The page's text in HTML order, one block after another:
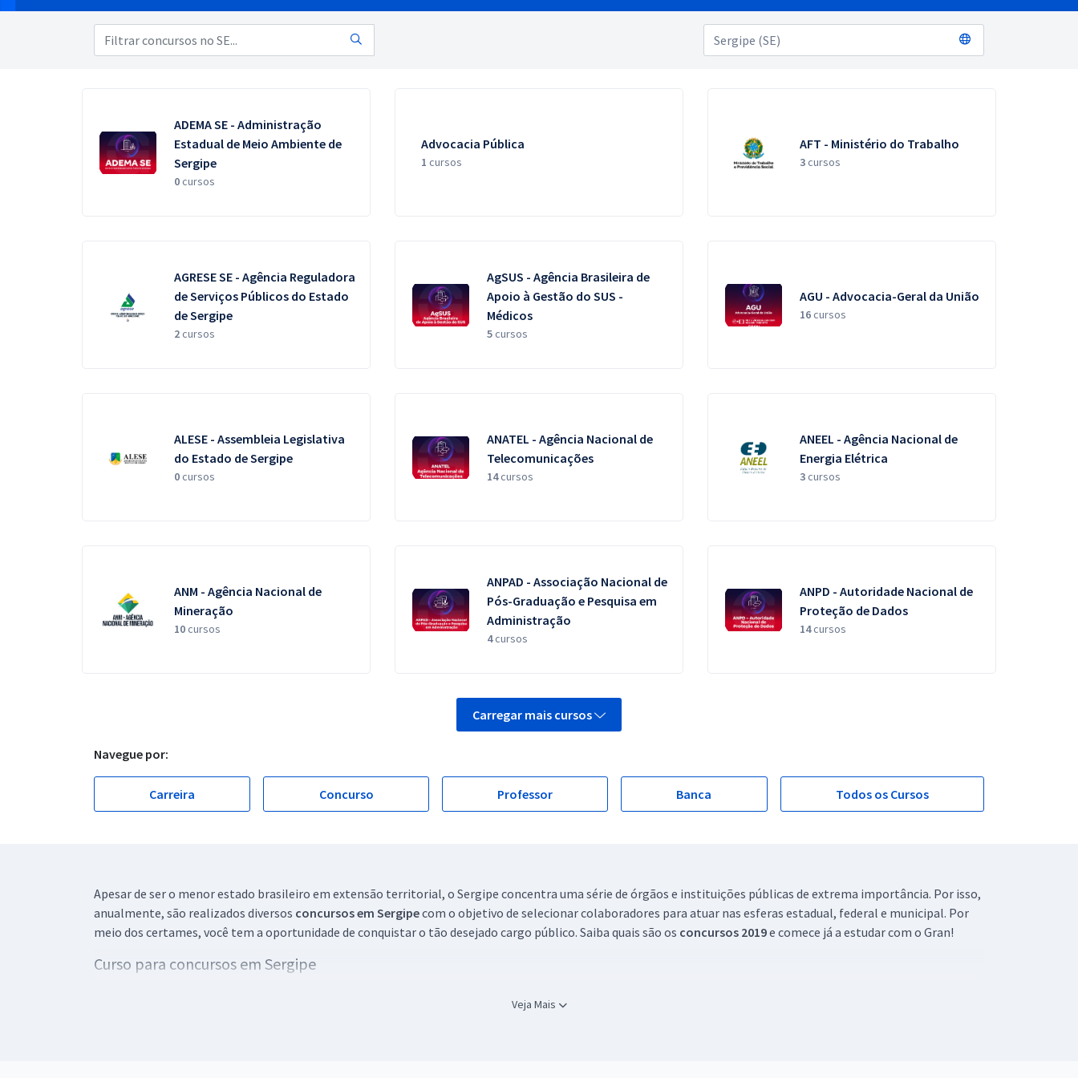
Pós
Questões grátis
ADEMA SE - Administração
Estadual de Meio Ambiente de
Sergipe
0cursos
Advocacia Pública
1 cursos
AFT - Ministério do Trabalho
3cursos
AGRESE SE - Agência Reguladora
de Serviços Públicos do Estado
de Sergipe
2cursos
AgSUS - Agência Brasileira de
Apoio à Gestão do SUS -
Médicos
5cursos
AGU - Advocacia-Geral da União
16cursos
ALESE - Assembleia Legislativa
do Estado de Sergipe
0cursos
ANATEL - Agência Nacional de
Telecomunicações
14cursos
ANEEL - Agência Nacional de
Energia Elétrica
3cursos
ANM - Agência Nacional de
Mineração
10cursos
ANPAD - Associação Nacional de
Pós-Graduação e Pesquisa em
Administração
4cursos
ANPD - Autoridade Nacional de
Proteção de Dados
14cursos
Carregar mais cursos
Navegue por:
Carreira Concurso Professor Banca Todos os Cursos
Apesar de ser o menor estado brasileiro em extensão territorial, o Sergipe concentra uma série de órgãos e instituições públicas de extrema importância. Por isso,
anualmente, são realizados diversos concursos em Sergipecom o objetivo de selecionar colaboradores para atuar nas esferas estadual, federal e municipal. Por
meio dos certames, você tem a oportunidade de conquistar o tão desejado cargo público. Saiba quais são os concursos 2019e comece já a estudar com o Gran!
Curso para concursos em Sergipe
Pensando nisso, o Gran desenvolveu cursos preparatórios específicos para os concursos em Sergipe. Os módulos são elaborados por profissionais experientes na
Veja Mais